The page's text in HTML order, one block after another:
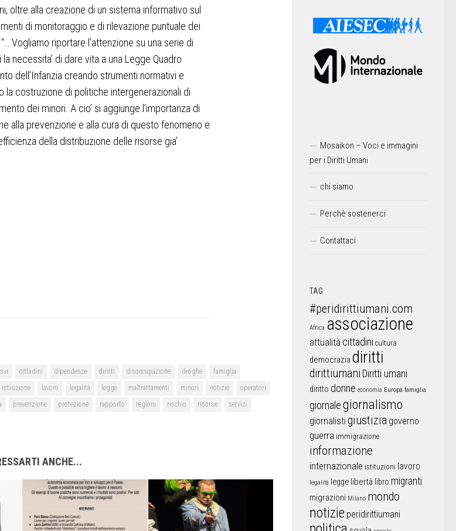
oltre alla creazione di un sistema informativo sul
di monitoraggio e di rilevazione puntuale dei
Vogliamo riportare l’attenzione su una serie di
necessita’ di dare vita a una Legge Quadro
dell’Infanzia creando strumenti normativi e
la costruzione di politiche intergenerazionali di
dei minori. A cio’ si aggiunge l’importanza di
alla prevenzione e alla cura di questo fenomeno e
della distribuzione delle risorse gia’
cittadini dipendenze diritti disoccupazione droghe
famiglia
istruzione lavoro legalità legge maltrattamenti minori notizie
operatori
prevenzione protezione rapporto regioni rischio risorse
servizi
ANCHE...
Mosaikon – Voci e immagini
per i Diritti Umani
chi siamo
Perchè sostenerci
Contattaci
TAG
#peridirittiumani.com
Africa associazione
attualità cittadini cultura
democrazia diritti
dirittiumani Diritti umani
diritto donne economia Europa famiglia
giornalegiornalismo
giornalistigiustizia governo
guerra immigrazione
informazione
internazionale istituzioni lavoro
legalità legge libertà libro migranti
migrazioni Milano mondo
notizie peridirittiumani